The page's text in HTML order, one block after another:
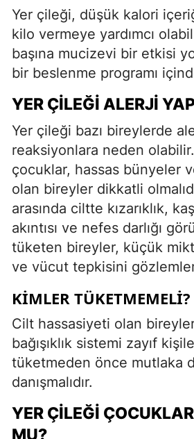
Yer çileği, düşük kalori
kilo vermeye yardımcı
başına mucizevi bir etkisi
bir beslenme programı
YER ÇILEĞI ALERJI
Yer çileği bazı bireylerde
reaksiyonlara neden
çocuklar, hassas bünyeler
olan bireyler dikkatli
arasında ciltte kızarıklık,
akıntısı ve nefes darlığı
tüketen bireyler, küçük
ve vücut tepkisini
KIMLER TÜKETMEMELI?
Cilt hassasiyeti olan
bağışıklık sistemi zayıf
tüketmeden önce mutlaka
danışmalıdır.
YER ÇILEĞI
MU?